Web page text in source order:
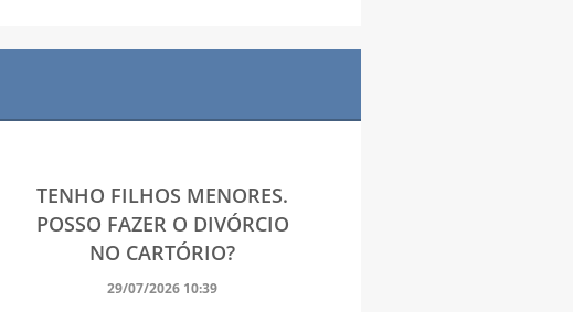
TENHO FILHOS MENORES.
POSSO FAZER O DIVÓRCIO
NO CARTÓRIO?
29/07/2026 10:39